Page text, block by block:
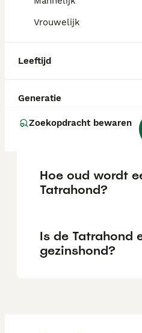
Vrouwelijk
Leeftijd
Generatie
Zoekopdracht bewaren
Wat is de prijs
Tatrahond?
Wat is het
Tatrahond?
Hoe oud wordt
Tatrahond?
Is de Tatrahond
gezinshond?